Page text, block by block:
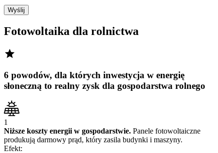
Wyślij
Fotowoltaika dla rolnictwa
6 powodów, dla których inwestycja w energię
słoneczną to realny zysk dla gospodarstwa rolnego
1
Niższe koszty energii w gospodarstwie. Panele fotowoltaiczne
produkują darmowy prąd, który zasila budynki i maszyny.
Efekt: